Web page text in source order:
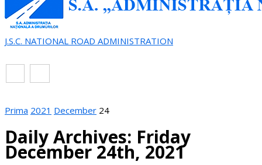
J.S.C. NATIONAL ROAD ADMINISTRATION
Prima 2021 December 24
Daily Archives: Friday
December 24th, 2021